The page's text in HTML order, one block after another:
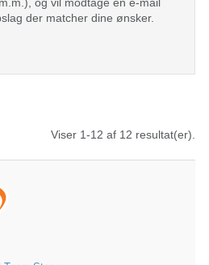
der matcher dine ønsker.
Viser 1-12 af 12 resultat(er).